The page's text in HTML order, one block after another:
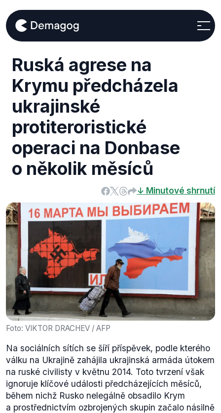
Ruská agrese na
Krymu předcházela
ukrajinské
protiteroristické
operaci na Donbase
o několik měsíců
↓ Minutové shrnutí
Foto: VIKTOR DRACHEV / AFP
Na sociálních sítích se šíří příspěvek, podle kterého
válku na Ukrajině zahájila ukrajinská armáda útokem
na ruské civilisty v květnu 2014. Toto tvrzení však
ignoruje klíčové události předcházejících měsíců,
během nichž Rusko nelegálně obsadilo Krym
a prostřednictvím ozbrojených skupin začalo násilně